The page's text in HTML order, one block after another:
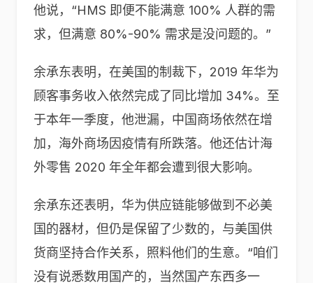
他说，“HMS 即便不能满意 100% 人群的需
求，但满意 80%-90% 需求是没问题的。”
余承东表明，在美国的制裁下，2019 年华为
顾客事务收入依然完成了同比增加 34%。至
于本年一季度，他泄漏，中国商场依然在增
加，海外商场因疫情有所跌落。他还估计海
外零售 2020 年全年都会遭到很大影响。
余承东还表明，华为供应链能够做到不必美
国的器材，但仍是保留了少数的，与美国供
货商坚持合作关系，照料他们的生意。“咱们
没有说悉数用国产的，当然国产东西多一